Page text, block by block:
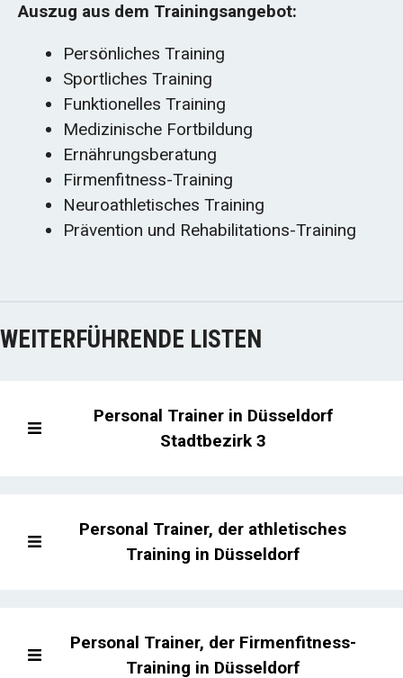
Auszug aus dem Trainingsangebot:
Persönliches Training
Sportliches Training
Funktionelles Training
Medizinische Fortbildung
Ernährungsberatung
Firmenfitness-Training
Neuroathletisches Training
Prävention und Rehabilitations-Training
WEITERFÜHRENDE LISTEN
Personal Trainer in Düsseldorf
Stadtbezirk 3
Personal Trainer, der athletisches
Training in Düsseldorf
Personal Trainer, der Firmenfitness-
Training in Düsseldorf